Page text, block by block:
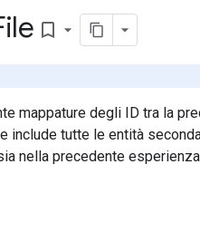
bookmark_border
mappature degli ID tra la
tutte le entità
nella precedente